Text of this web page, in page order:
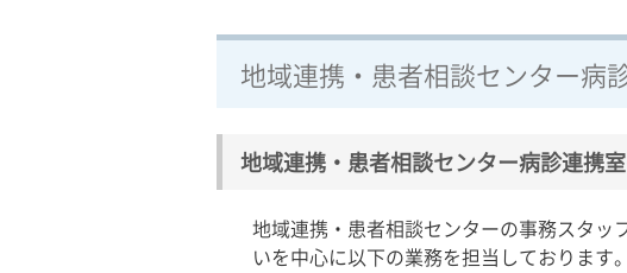
地域連携・患者相談センター病
地域連携・患者相談センター病診連携
地域連携・患者相談センターの事務スタ
いを中心に以下の業務を担当しております。